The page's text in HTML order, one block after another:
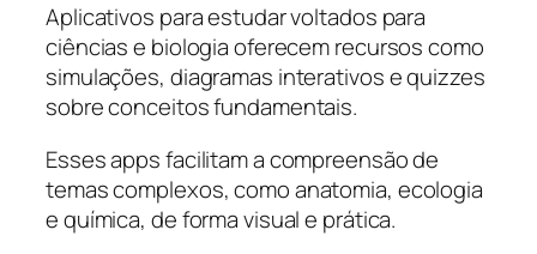
Aplicativos para estudar voltados para
ciências e biologia oferecem recursos como
simulações, diagramas interativos e quizzes
sobre conceitos fundamentais.
Esses apps facilitam a compreensão de
temas complexos, como anatomia, ecologia
e química, de forma visual e prática.